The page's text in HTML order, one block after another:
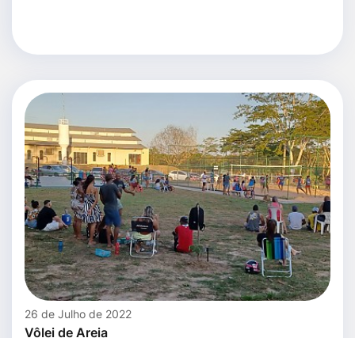
26 de Julho de 2022
Vôlei de Areia